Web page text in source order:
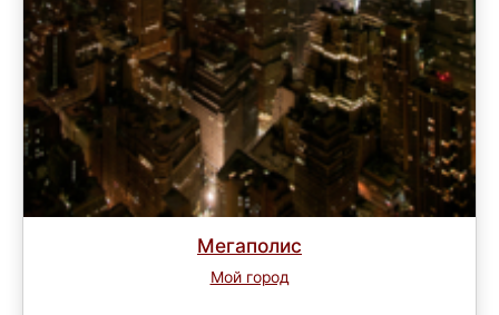
Мегаполис
Мой город